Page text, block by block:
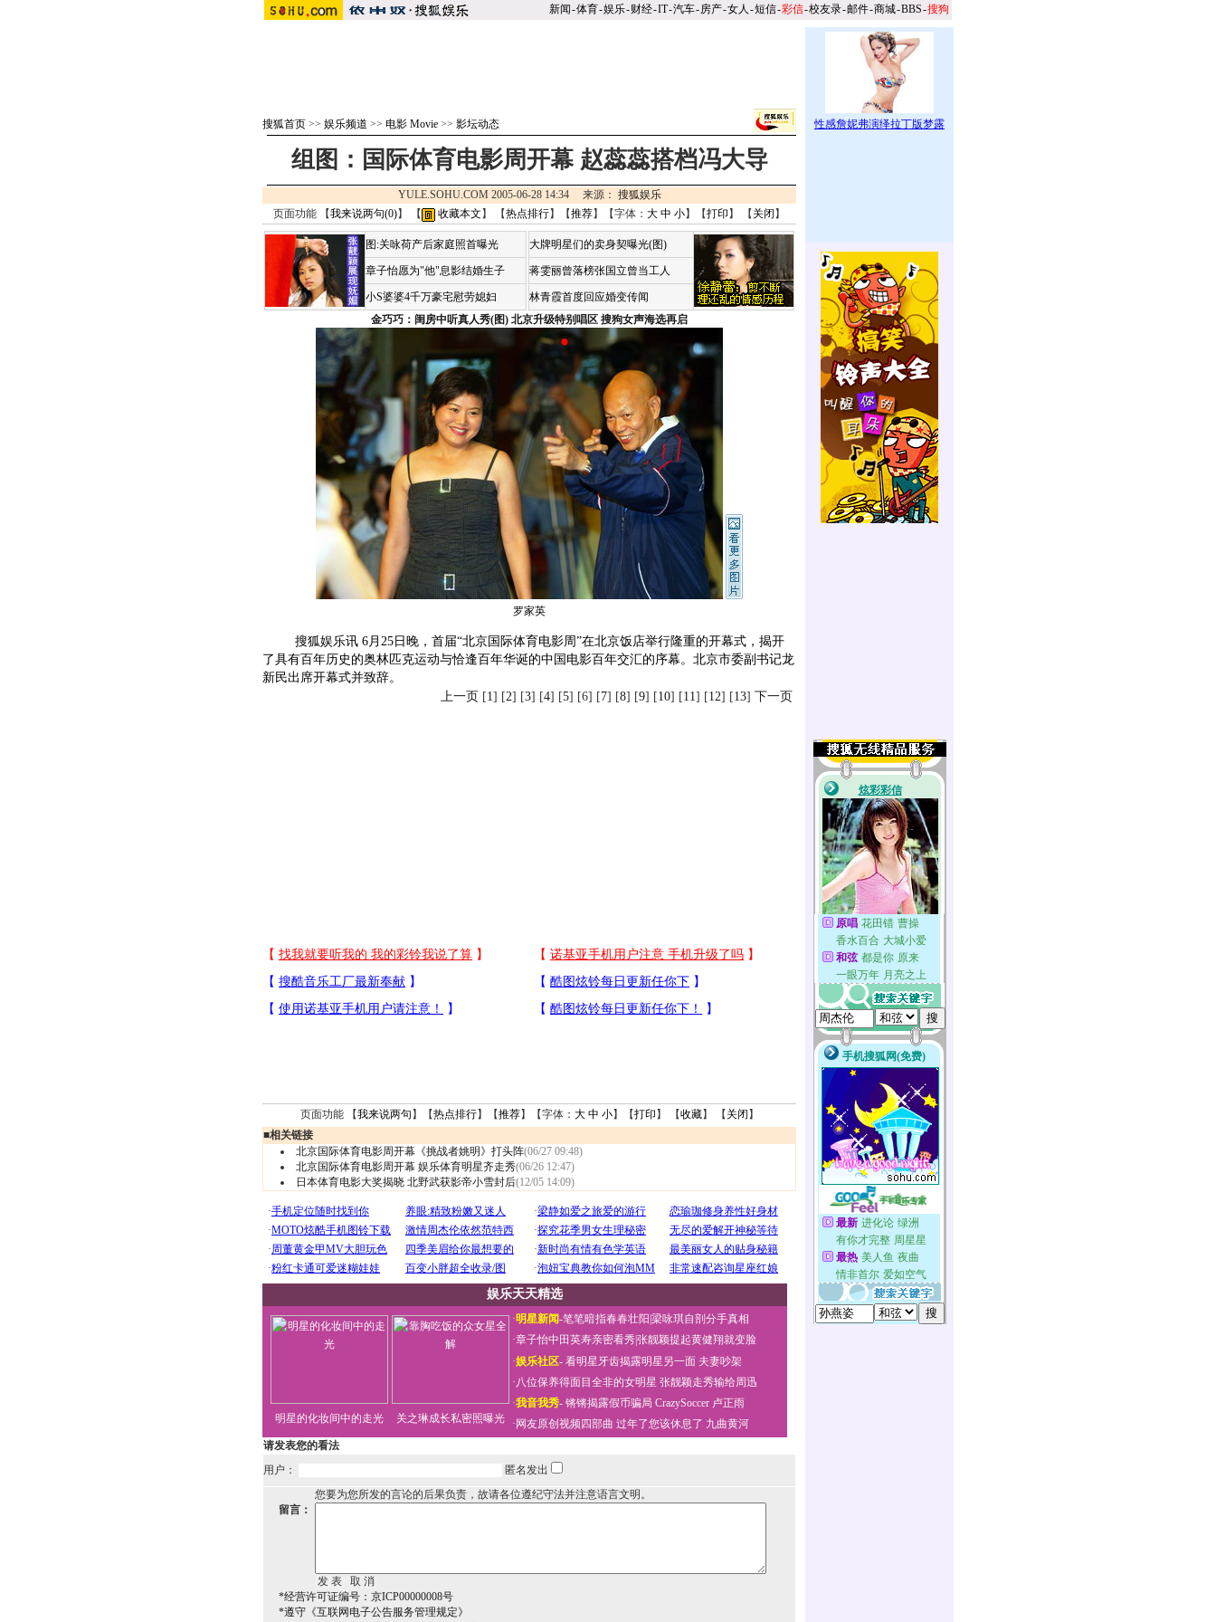
新闻-体育-娱乐-财经-IT-汽车-房产-女人 -短信-彩信-校友录-邮件-商城-BBS-搜狗
搜狐首页 >> 娱乐频道 >> 电影 Movie >> 影坛动态
组图：国际体育电影周开幕 赵蕊蕊搭档冯大导
YULE.SOHU.COM 2005-06-28 14:34 来源： 搜狐娱乐
页面功能 【我来说两句(0)】 【 收藏本文 】 【热点排行】【推荐】【字体： 大 中 小】【打印 】 【 关闭 】
图:关咏荷产后家庭照首曝光
章子怡愿为"他"息影结婚生子
小S婆婆4千万豪宅慰劳媳妇
大牌明星们的卖身契曝光(图)
蒋雯丽曾落榜张国立曾当工人
林青霞首度回应婚变传闻
金巧巧：闺房中听真人秀(图) 北京升级特别唱区 搜狗女声海选再启
罗家英
搜狐娱乐讯 6月25日晚，首届“北京国际体育电影周”在北京饭店举行隆重的开幕式，揭开
了具有百年历史的奥林匹克运动与恰逢百年华诞的中国电影百年交汇的序幕。北京市委副书记龙
新民出席开幕式并致辞。
上一页 [1] [2] [3] [4] [5] [6] [7] [8] [9] [10] [11] [12] [13] 下一页
页面功能 【我来说两句 】【热点排行】【推荐】【字体： 大 中 小】【打印 】 【收藏】 【 关闭 】
■相关链接
北京国际体育电影周开幕《挑战者姚明》打头阵(06/27 09:48)
北京国际体育电影周开幕 娱乐体育明星齐走秀(06/26 12:47)
日本体育电影大奖揭晓 北野武获影帝小雪封后(12/05 14:09)
娱乐天天精选
明星的化妆间中的走光 关之琳成长私密照曝光
·明星新闻-笔笔暗指春春壮阳 梁咏琪自剖分手真相
·章子怡中田英寿亲密看秀张靓颖提起黄健翔就变脸
·娱乐社区- 看明星牙齿揭露明星另一面 夫妻吵架
·八位保养得面目全非的女明星 张靓颖走秀输给周迅
·我音我秀- 锵锵揭露假币骗局 CrazySoccer 卢正雨
· 网友原创视频四部曲 过年了您该休息了 九曲黄河
请发表您的看法
用户：
匿名发出
您要为您所发的言论的后果负责，故请各位遵纪守法并注意语言文明。
留言：
*经营许可证编号：京ICP00000008号
*遵守《互联网电子公告服务管理规定》